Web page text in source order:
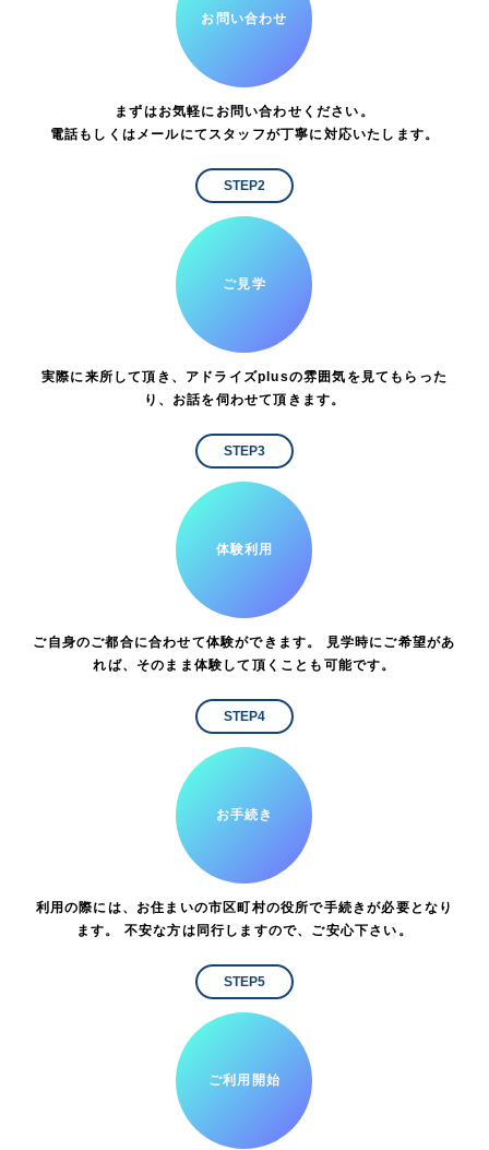
お問い合わせ
まずはお気軽にお問い合わせください。
電話もしくはメールにてスタッフが丁寧に対応いたします。
STEP2
ご見学
実際に来所して頂き、アドライズplusの雰囲気を見てもらった
り、お話を伺わせて頂きます。
STEP3
体験利用
ご自身のご都合に合わせて体験ができます。 見学時にご希望があ
れば、そのまま体験して頂くことも可能です。
STEP4
お手続き
利用の際には、お住まいの市区町村の役所で手続きが必要となり
ます。 不安な方は同行しますので、ご安心下さい。
STEP5
ご利用開始